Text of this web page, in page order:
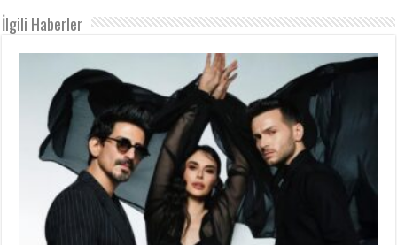
İlgili Haberler